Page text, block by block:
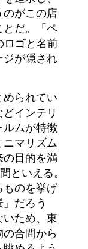
がこの店
だ。「ペ
ロゴと名前
が隠され
られてい
インテリ
ムが特徴
マリズム
目的を満
といえる。
のを挙げ
だろう
ため、東
合間から